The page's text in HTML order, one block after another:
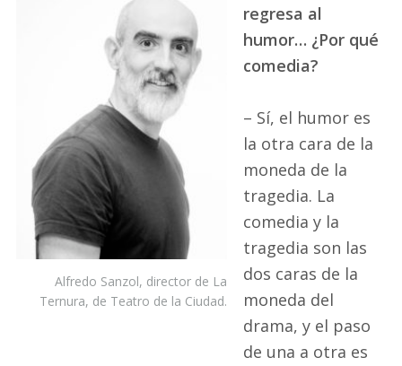
Alfredo Sanzol, director de La
Ternura, de Teatro de la Ciudad.
regresa al
humor… ¿Por qué
comedia?
– Sí, el humor es
la otra cara de la
moneda de la
tragedia. La
comedia y la
tragedia son las
dos caras de la
moneda del
drama, y el paso
de una a otra es